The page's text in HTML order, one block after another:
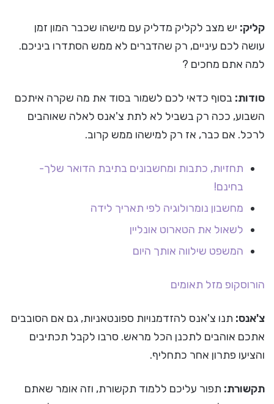
קליק: יש מצב לקליק מדליק עם מישהו שכבר המון זמן
עושה לכם עיניים, רק שהדברים לא ממש הסתדרו ביניכם.
למה אתם מחכים ?
סודות: בסוף כדאי לכם לשמור בסוד את מה שקרה איתכם
השבוע, ככה רק בשביל לא לתת צ'אנס לאלה שאוהבים
לרכל. אם כבר, אז רק למישהו ממש קרוב.
תחזיות, כתבות ומחשבונים בתיבת הדואר שלך-
בחינם!
מחשבון נומרולוגיה לפי תאריך לידה
לשאול את הטארוט אונליין
המשפט שילווה אותך היום
הורוסקופ מזל תאומים
צ'אנס: תנו צ'אנס להזדמנויות ספונטאניות, גם אם הסובבים
אתכם אוהבים לתכנן הכל מראש. סרבו לקבל תכתיבים
והציעו פתרון אחר כתחליף.
תקשורת: תפור עליכם ללמוד תקשורת, וזה אומר שאתם